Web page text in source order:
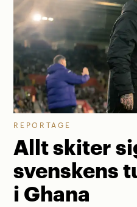
REPORTAGE
Allt skiter
svenskens
i Ghana